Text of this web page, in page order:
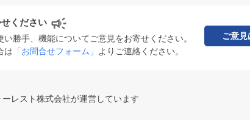
ください
勝手、機能についてご意見をお寄せください。
は 「お問合せフォーム」 よりご連絡ください。
ご意見
レスト株式会社が運営しています